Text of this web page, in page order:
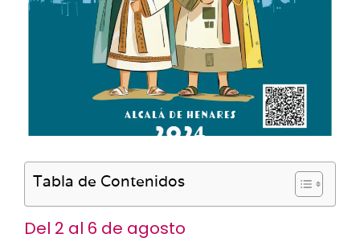
Tabla de Contenidos
Del 2 al 6 de agosto